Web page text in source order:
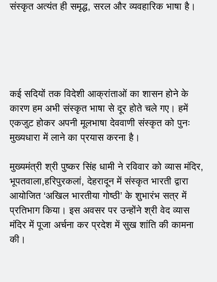
संस्कृत अत्यंत ही समृद्ध, सरल और व्यवहारिक भाषा है।
कई सदियों तक विदेशी आक्रांताओं का शासन होने के
कारण हम अभी संस्कृत भाषा से दूर होते चले गए। हमें
एकजुट होकर अपनी मूलभाषा देववाणी संस्कृत को पुनः
मुख्यधारा में लाने का प्रयास करना है।
मुख्यमंत्री श्री पुष्कर सिंह धामी ने रविवार को व्यास मंदिर,
भूपतवाला,हरिपुरकलां, देहरादून में संस्कृत भारती द्वारा
आयोजित ‘अखिल भारतीया गोष्ठी’ के शुभारंभ सत्र में
प्रतिभाग किया। इस अवसर पर उन्होंने श्री वेद व्यास
मंदिर में पूजा अर्चना कर प्रदेश में सुख शांति की कामना
की।